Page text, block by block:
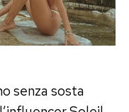
senza sosta